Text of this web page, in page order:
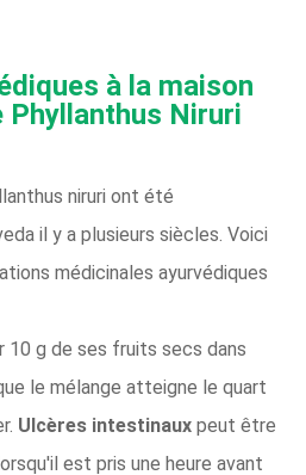
à la maison
Phyllanthus Niruri
niruri ont été
il y a plusieurs siècles. Voici
médicinales ayurvédiques
10 g de ses fruits secs dans
le mélange atteigne le quart
Ulcères intestinaux peut être
est pris une heure avant